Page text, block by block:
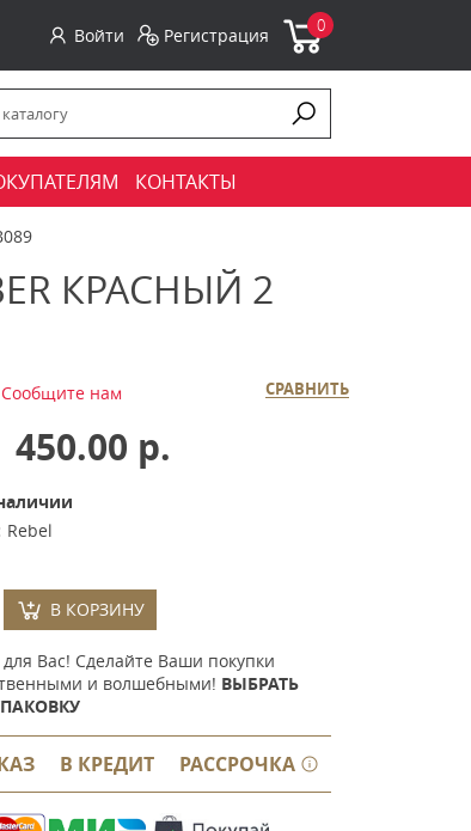
Войти Регистрация 0
КОНТАКТЫ
КРАСНЫЙ 2
СРАВНИТЬ
нам
450.00 р.
Rebel
В КОРЗИНУ
Вас! Сделайте Ваши покупки
и волшебными! ВЫБРАТЬ
В КРЕДИТ РАССРОЧКА